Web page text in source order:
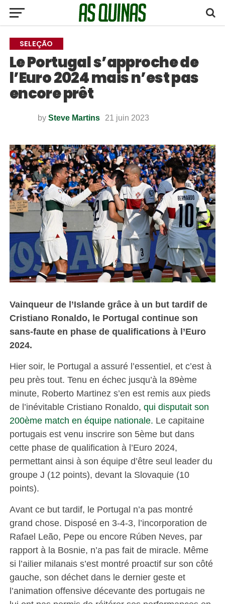
SELEÇÃO
Le Portugal s’approche de
l’Euro 2024 mais n’est pas
encore prêt
by Steve Martins 21 juin 2023
Vainqueur de l’Islande grâce à un but tardif de
Cristiano Ronaldo, le Portugal continue son
sans-faute en phase de qualifications à l’Euro
2024.
Hier soir, le Portugal a assuré l’essentiel, et c’est à
peu près tout. Tenu en échec jusqu’à la 89ème
minute, Roberto Martinez s’en est remis aux pieds
de l’inévitable Cristiano Ronaldo, qui disputait son
200ème match en équipe nationale. Le capitaine
portugais est venu inscrire son 5ème but dans
cette phase de qualification à l’Euro 2024,
permettant ainsi à son équipe d’être seul leader du
groupe J (12 points), devant la Slovaquie (10
points).
Avant ce but tardif, le Portugal n’a pas montré
grand chose. Disposé en 3-4-3, l’incorporation de
Rafael Leão, Pepe ou encore Rúben Neves, par
rapport à la Bosnie, n’a pas fait de miracle. Même
si l’ailier milanais s’est montré proactif sur son côté
gauche, son déchet dans le dernier geste et
l’animation offensive décevante des portugais ne